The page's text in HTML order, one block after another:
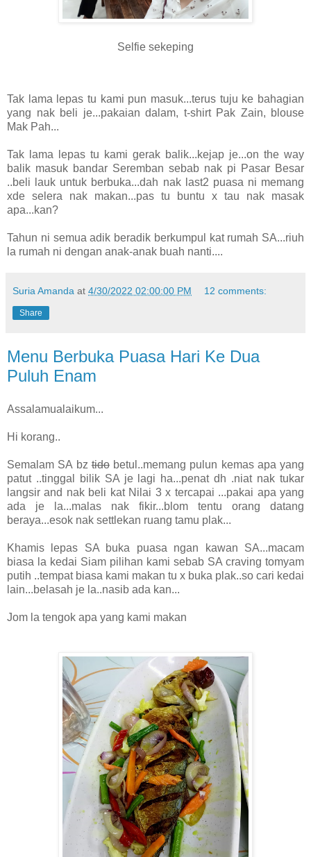
Selfie sekeping
Tak lama lepas tu kami pun masuk...terus tuju ke bahagian
yang nak beli je...pakaian dalam, t-shirt Pak Zain, blouse
Mak Pah...
Tak lama lepas tu kami gerak balik...kejap je...on the way
balik masuk bandar Seremban sebab nak pi Pasar Besar
..beli lauk untuk berbuka...dah nak last2 puasa ni memang
xde selera nak makan...pas tu buntu x tau nak masak
apa...kan?
Tahun ni semua adik beradik berkumpul kat rumah SA...riuh
la rumah ni dengan anak-anak buah nanti....
Suria Amanda at 4/30/2022 02:00:00 PM 12 comments:
Share
Menu Berbuka Puasa Hari Ke Dua
Puluh Enam
Assalamualaikum...
Hi korang..
Semalam SA bztidobetul..memang pulun kemas apa yang
patut ..tinggal bilik SA je lagi ha...penat dh .niat nak tukar
langsir and nak beli kat Nilai 3 x tercapai ...pakai apa yang
ada je la...malas nak fikir...blom tentu orang datang
beraya...esok nak settlekan ruang tamu plak...
Khamis lepas SA buka puasa ngan kawan SA...macam
biasa la kedai Siam pilihan kami sebab SA craving tomyam
putih ..tempat biasa kami makan tu x buka plak..so cari kedai
lain...belasah je la..nasib ada kan...
Jom la tengok apa yang kami makan